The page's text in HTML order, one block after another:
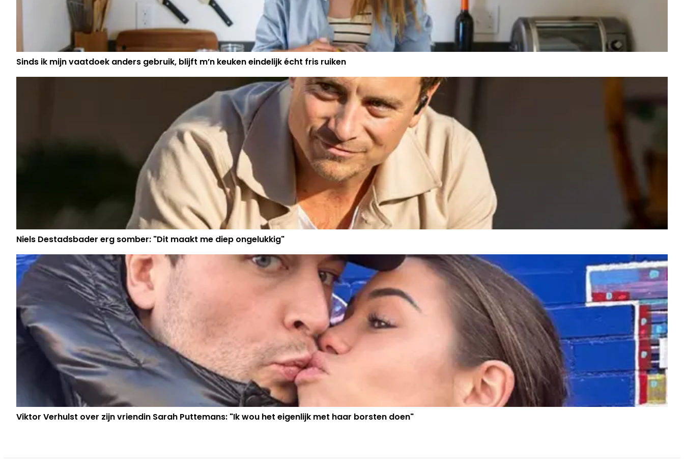
Sinds ik mijn vaatdoek anders gebruik, blijft m’n keuken eindelijk écht fris ruiken
Niels Destadsbader erg somber: "Dit maakt me diep ongelukkig"
Viktor Verhulst over zijn vriendin Sarah Puttemans: "Ik wou het eigenlijk met haar borsten doen"